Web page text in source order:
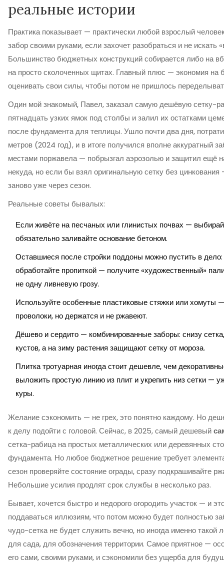
реальные истории
Практика показывает — практически любой взрослый
забор своими руками, если захочет разобраться и не искать
Большинство бюджетных конструкций собирается либо на
на просто сколоченных щитах. Главный плюс — экономия на
оценивать свои силы, чтобы потом не пришлось
Один мой знакомый, Павел, заказал самую дешёвую сетку-
пятнадцать узких ямок под столбы и залил их остатками
после фундамента для теплицы. Ушло почти два дня,
метров (2024 год), и в итоге получился вполне аккуратный
местами поржавела — побрызгал аэрозолью и защитил ещё
некуда, но если бы взял оригинальную сетку без
заново уже через сезон.
Реальные советы бывалых:
Если живёте на песчаных или глинистых почвах —
обязательно заливайте основание бетоном.
Оставшиеся после стройки поддоны можно пустить в дело:
обработайте пропиткой — получите «художественный»
не одну ливневую грозу.
Используйте особенные пластиковые стяжки или хомуты
проволоки, но держатся и не ржавеют.
Дёшево и сердито — комбинированные заборы: снизу
кустов, а на зиму растения защищают сетку от мороза.
Плитка тротуарная иногда стоит дешевле, чем
выложить простую линию из плит и укрепить низ сетки —
куры.
Желание сэкономить — не грех, это понятно каждому. Но
к делу подойти с головой. Сейчас, в 2025, самый дешевый
сетка-рабица на простых металлических или деревянных
фундамента. Но любое бюджетное решение требует
сезон проверяйте состояние ограды, сразу подкрашивайте
Небольшие усилия продлят срок службы в несколько раз.
Бывает, хочется быстро и недорого огородить участок — и
поддаваться иллюзиям, что потом можно будет полностью
чудо-сетка не будет служить вечно, но иногда именно такой
для сада, для обозначения территории. Самое приятное —
его сами, своими руками, и сэкономили без ущерба для